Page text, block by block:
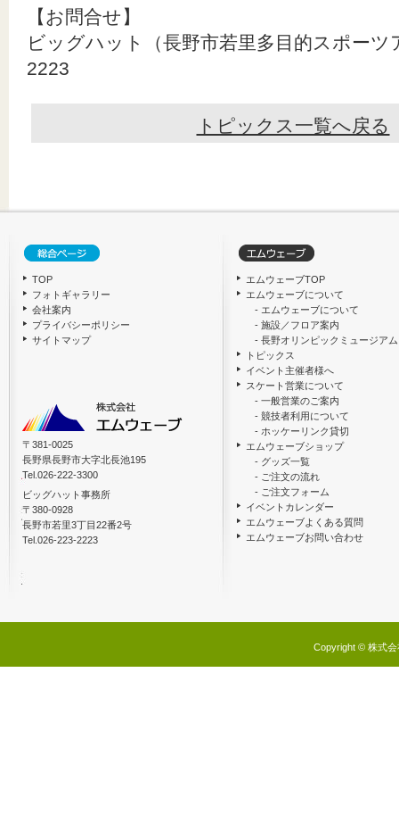
【お問合せ】
ビッグハット（長野市若里多目的スポー
2223
トピックス一覧へ戻る
TOP
フォトギャラリー
会社案内
プライバシーポリシー
サイトマップ
〒381-0025
長野県長野市大字北長池195
Tel.026-222-3300
ビッグハット事務所
〒380-0928
長野市若里3丁目22番2号
Tel.026-223-2223
エムウェーブTOP
エムウェーブについて
- エムウェーブについて
- 施設／フロア案内
- 長野オリンピックミュージアム
トピックス
イベント主催者様へ
スケート営業について
- 一般営業のご案内
- 競技者利用について
- ホッケーリンク貸切
エムウェーブショップ
- グッズ一覧
- ご注文の流れ
- ご注文フォーム
イベントカレンダー
エムウェーブよくある質問
エムウェーブお問い合わせ
Copyright © 株式